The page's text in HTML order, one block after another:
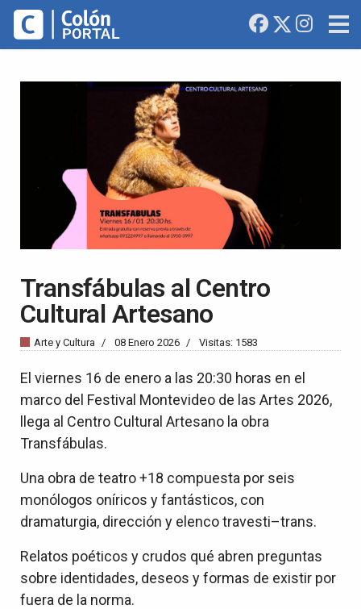
Transfábulas al Centro
Cultural Artesano
Arte y Cultura 08 Enero 2026 Visitas: 1583
El viernes 16 de enero a las 20:30 horas en el
marco del Festival Montevideo de las Artes 2026,
llega al Centro Cultural Artesano la obra
Transfábulas.
Una obra de teatro +18 compuesta por seis
monólogos oníricos y fantásticos, con
dramaturgia, dirección y elenco travesti–trans.
Relatos poéticos y crudos qué abren preguntas
sobre identidades, deseos y formas de existir por
fuera de la norma.